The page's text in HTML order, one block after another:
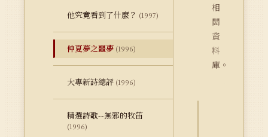
他究竟看到了什麼？ (1997)
仲夏夢之噩夢 (1996)
大專新詩總評 (1996)
精選詩歌--無邪的牧笛
(1996)
相
關
資
料
庫。